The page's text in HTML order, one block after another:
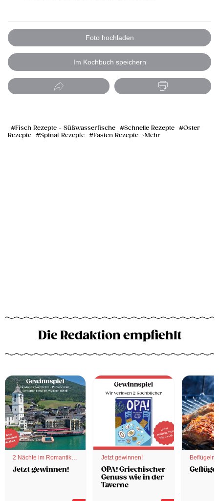
Foto hochladen
Im Kochbuch speichern
Fisch Rezepte - Süßwasserfische Schnelle Rezepte
Oster
Rezepte
Spinat Rezepte Fasten Rezepte Mehr
Die Redaktion empfiehlt
2 Nächte im Romantik
Hotel
Jetzt gewinnen!
Jetzt gewinnen!
OPA! Griechischer
Genuss wie in der
Taverne